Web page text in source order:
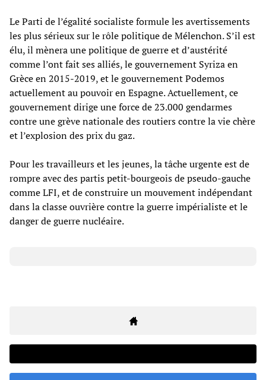
Le Parti de l’égalité socialiste formule les avertissements
les plus sérieux sur le rôle politique de Mélenchon. S’il est
élu, il mènera une politique de guerre et d’austérité
comme l’ont fait ses alliés, le gouvernement Syriza en
Grèce en 2015-2019, et le gouvernement Podemos
actuellement au pouvoir en Espagne. Actuellement, ce
gouvernement dirige une force de 23.000 gendarmes
contre une grève nationale des routiers contre la vie chère
et l’explosion des prix du gaz.
Pour les travailleurs et les jeunes, la tâche urgente est de
rompre avec des partis petit-bourgeois de pseudo-gauche
comme LFI, et de construire un mouvement indépendant
dans la classe ouvrière contre la guerre impérialiste et le
danger de guerre nucléaire.